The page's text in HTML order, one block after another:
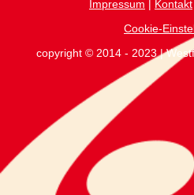
Impressum | Kontakt
Cookie-
copyright © 2014 - 2023 |